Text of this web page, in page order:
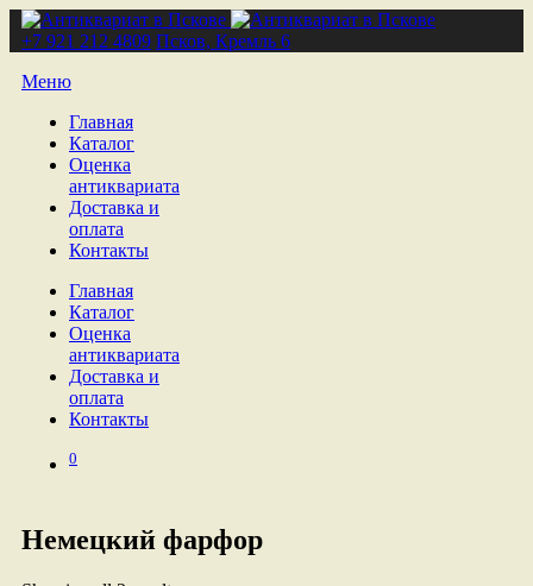
+7 921 212 4809 Псков, Кремль 6
Меню
Главная
Каталог
Оценка
антиквариата
Доставка и
оплата
Контакты
Главная
Каталог
Оценка
антиквариата
Доставка и
оплата
Контакты
0
Немецкий фарфор